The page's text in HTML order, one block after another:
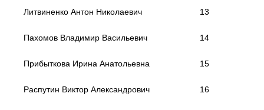
Литвиненко Антон Николаевич 13
Пахомов Владимир Васильевич 14
Прибыткова Ирина Анатольевна 15
Распутин Виктор Александрович 16